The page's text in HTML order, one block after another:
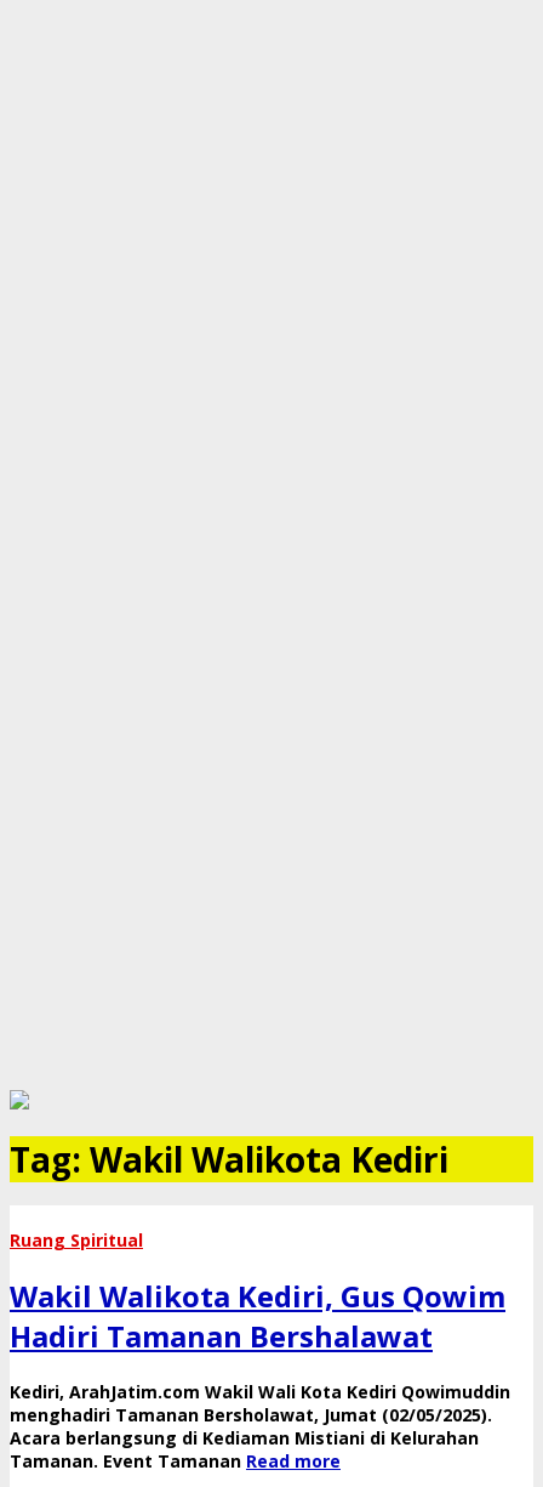
Tag: Wakil Walikota Kediri
Ruang Spiritual
Wakil Walikota Kediri, Gus Qowim
Hadiri Tamanan Bershalawat
Kediri, ArahJatim.com Wakil Wali Kota Kediri Qowimuddin
menghadiri Tamanan Bersholawat, Jumat (02/05/2025).
Acara berlangsung di Kediaman Mistiani di Kelurahan
Tamanan. Event Tamanan Read more